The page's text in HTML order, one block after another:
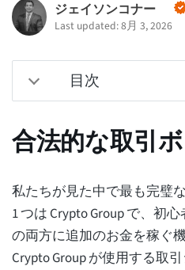
ジェイソンコナー
Last updated: 8月 3, 2026
目次
合法的な取引
私たちが見た中で最も完璧
1 つは Crypto Group で、初
の両方に追加のお金を稼ぐ
Crypto Group が使用する取